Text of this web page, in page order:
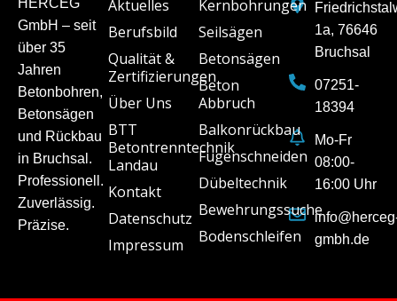
HERCEG
GmbH – seit
über 35
Jahren
Betonbohren,
Betonsägen
und Rückbau
in Bruchsal.
Professionell.
Zuverlässig.
Präzise.
Aktuelles
Berufsbild
Qualität &
Zertifizierungen
Über Uns
BTT
Betontrenntechnik
Landau
Kontakt
Datenschutz
Impressum
Kernbohrungen
Seilsägen
Betonsägen
Beton
Abbruch
Balkonrückbau
Fugenschneiden
Dübeltechnik
Bewehrungssuche
Bodenschleifen
1a, 76646
Bruchsal
07251-
18394
Mo-Fr
08:00-
16:00 Uhr
gmbh.de